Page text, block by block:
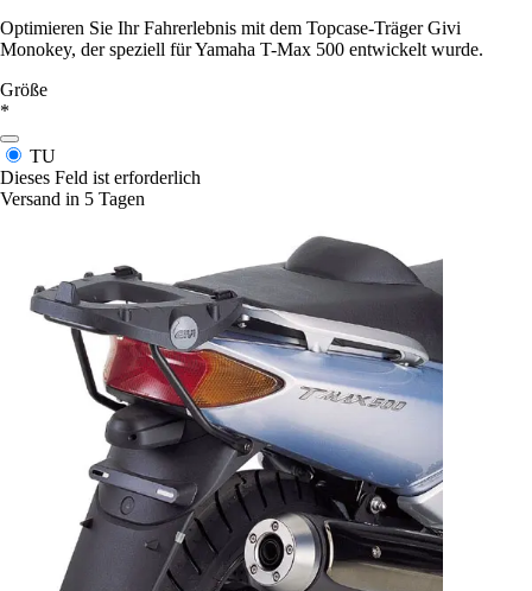
Optimieren Sie Ihr Fahrerlebnis mit dem Topcase-Träger Givi
Monokey, der speziell für Yamaha T-Max 500 entwickelt wurde.
Größe
*
TU
Dieses Feld ist erforderlich
Versand in 5 Tagen